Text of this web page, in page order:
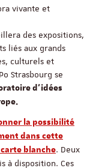
vivante et
des expositions,
liés aux grands
culturels et
Strasbourg se
d’idées
la possibilité
dans cette
blanche. Deux
à disposition. Ces